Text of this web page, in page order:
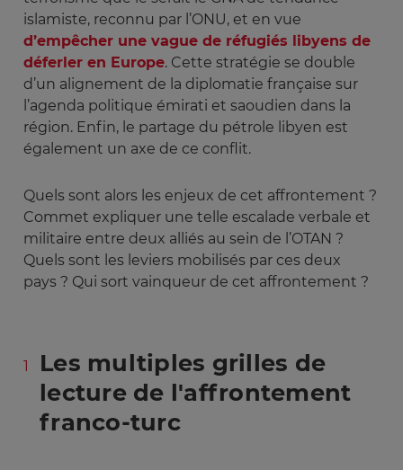
islamiste, reconnu par l’ONU, et en vue
d’empêcher une vague de réfugiés libyens de
déferler en Europe. Cette stratégie se double
d’un alignement de la diplomatie française sur
l’agenda politique émirati et saoudien dans la
région. Enfin, le partage du pétrole libyen est
également un axe de ce conflit.
Quels sont alors les enjeux de cet affrontement ?
Commet expliquer une telle escalade verbale et
militaire entre deux alliés au sein de l’OTAN ?
Quels sont les leviers mobilisés par ces deux
pays ? Qui sort vainqueur de cet affrontement ?
Les multiples grilles de
lecture de l'affrontement
franco-turc